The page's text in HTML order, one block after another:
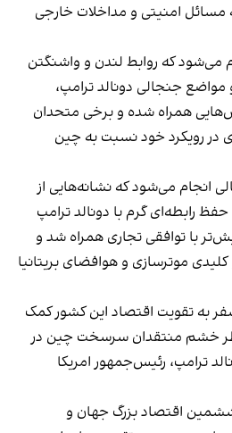
امنیتی و مداخلات خارجی
می‌شود که روابط لندن و واشنگتن
جنجالی دونالد ترامپ،
همراه شده و برخی متحدان
در رویکرد خود نسبت به چین
انجام می‌شود که نشانه‌هایی از
رابطه‌ای گرم با دونالد ترامپ
با توافقی تجاری همراه شد و
موترسازی و هوافضای بریتانیا
سفر به تقویت اقتصاد این کشور کمک
خشم منتقدان سرسخت چین در
ترامپ، رئیس‌جمهور امریکا
ششمین اقتصاد بزرگ جهان و